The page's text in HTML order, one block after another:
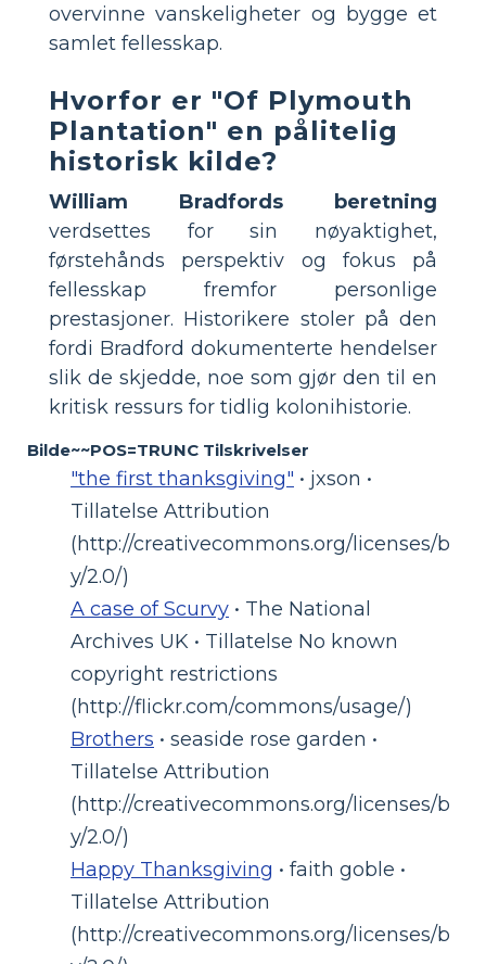
overvinne vanskeligheter og bygge et
samlet fellesskap.
Hvorfor er "Of Plymouth
Plantation" en pålitelig
historisk kilde?
William Bradfords beretning
verdsettes for sin nøyaktighet,
førstehånds perspektiv og fokus på
fellesskap fremfor personlige
prestasjoner. Historikere stoler på den
fordi Bradford dokumenterte hendelser
slik de skjedde, noe som gjør den til en
kritisk ressurs for tidlig kolonihistorie.
Bilde~~POS=TRUNC Tilskrivelser
"the first thanksgiving" • jxson •
Tillatelse Attribution
(http://creativecommons.org/licenses/b
y/2.0/)
A case of Scurvy • The National
Archives UK • Tillatelse No known
copyright restrictions
(http://flickr.com/commons/usage/)
Brothers • seaside rose garden •
Tillatelse Attribution
(http://creativecommons.org/licenses/b
y/2.0/)
Happy Thanksgiving • faith goble •
Tillatelse Attribution
(http://creativecommons.org/licenses/b